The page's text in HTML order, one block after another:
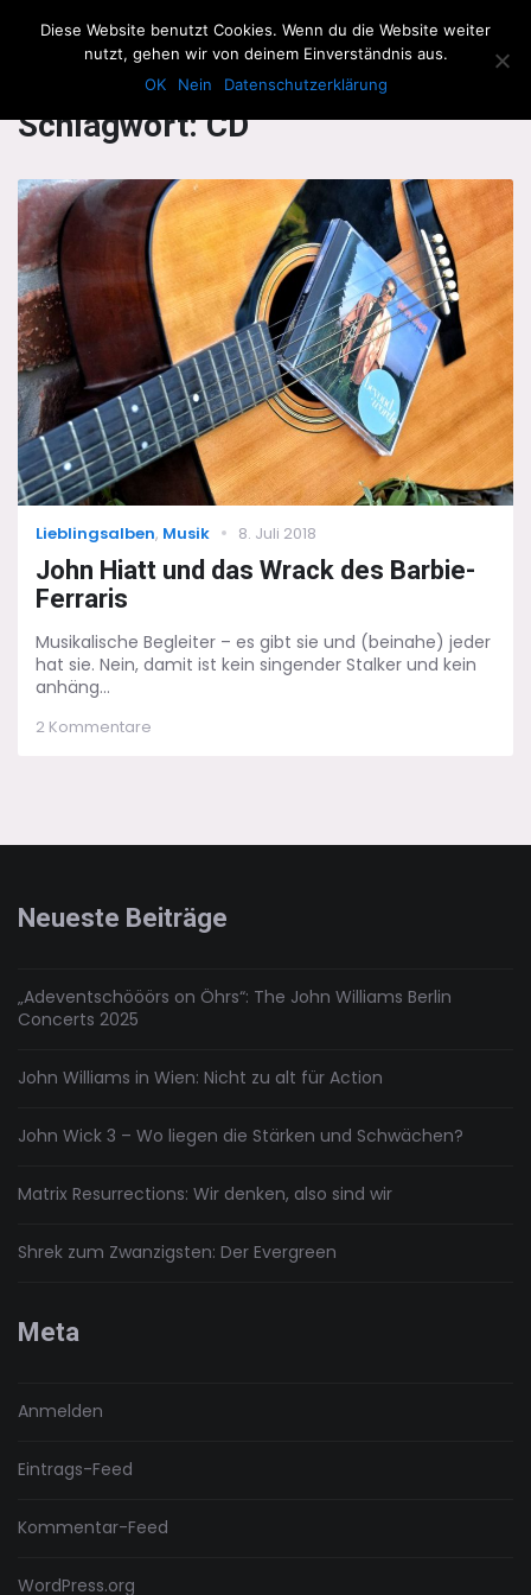
The Howling Men
Schlagwort:CD
Categories
Lieblingsalben, Musik
Posted
8. Juli 2018
John Hiatt und das Wrack des Barbie-
Ferraris
Musikalische Begleiter – es gibt sie und (beinahe) jeder
hat sie. Nein, damit ist kein singender Stalker und kein
anhäng...
2 Kommentare
Neueste Beiträge
„Adeventschööörs on Öhrs“: The John Williams Berlin
Concerts 2025
John Williams in Wien: Nicht zu alt für Action
John Wick 3 – Wo liegen die Stärken und Schwächen?
Matrix Resurrections: Wir denken, also sind wir
Shrek zum Zwanzigsten: Der Evergreen
Meta
Anmelden
Eintrags-Feed
Kommentar-Feed
WordPress.org
Diese Website benutzt Cookies. Wenn du die Website weiter
nutzt, gehen wir von deinem Einverständnis aus.
OK
Nein Datenschutzerklärung